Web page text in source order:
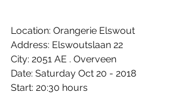
Location: Orangerie Elswout
Address: Elswoutslaan 22
City: 2051 AE . Overveen
Date: Saturday Oct 20 - 2018
Start: 20:30 hours